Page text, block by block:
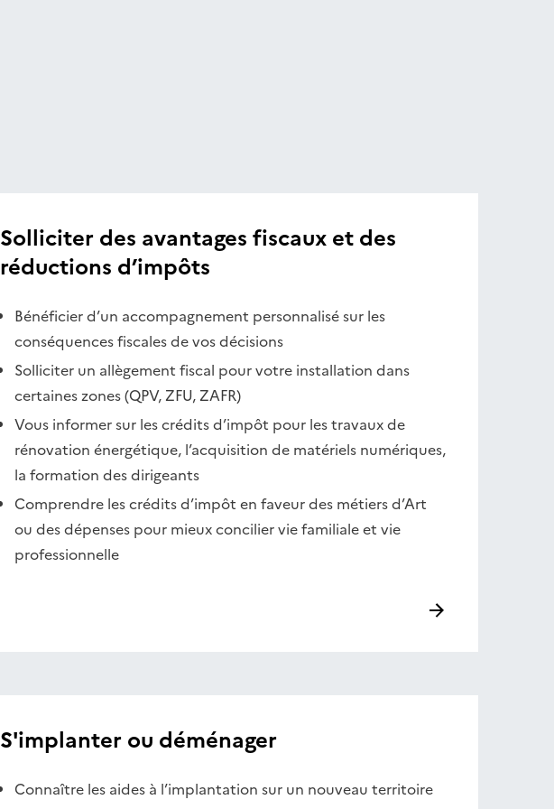
Solliciter des avantages fiscaux et des
réductions d’impôts
Bénéficier d’un accompagnement personnalisé sur les
conséquences fiscales de vos décisions
Solliciter un allègement fiscal pour votre installation dans
certaines zones (QPV, ZFU, ZAFR)
Vous informer sur les crédits d’impôt pour les travaux de
rénovation énergétique, l’acquisition de matériels numériques,
la formation des dirigeants
Comprendre les crédits d’impôt en faveur des métiers d’Art
ou des dépenses pour mieux concilier vie familiale et vie
professionnelle
S'implanter ou déménager
Connaître les aides à l’implantation sur un nouveau territoire